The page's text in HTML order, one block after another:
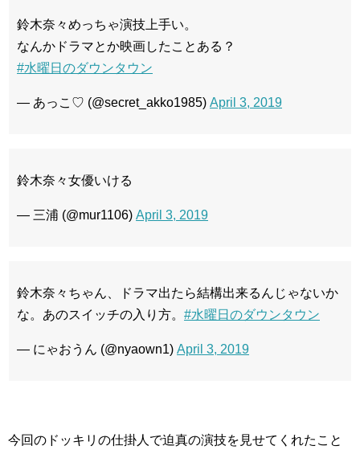
鈴木奈々めっちゃ演技上手い。
なんかドラマとか映画したことある？
#水曜日のダウンタウン
— あっこ♡ (@secret_akko1985) April 3, 2019
鈴木奈々女優いける
— 三浦 (@mur1106) April 3, 2019
鈴木奈々ちゃん、ドラマ出たら結構出来るんじゃないか
な。あのスイッチの入り方。 #水曜日のダウンタウン
— にゃおうん (@nyaown1) April 3, 2019
今回のドッキリの仕掛人で迫真の演技を見せてくれたこと